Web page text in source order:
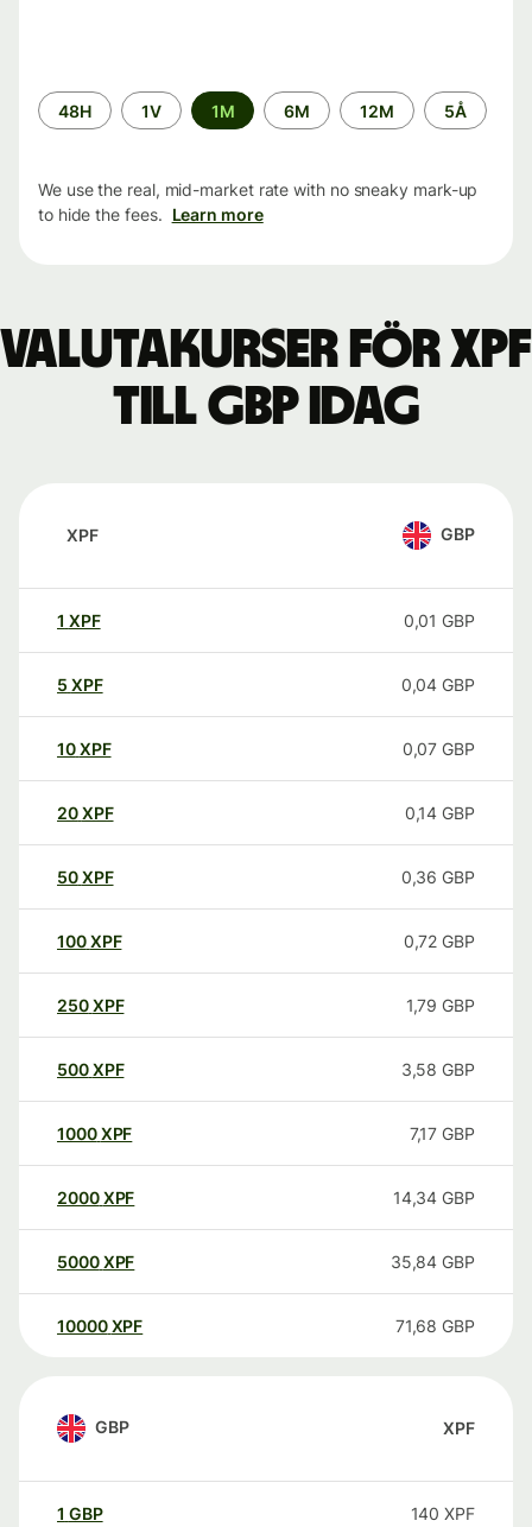
Time
period
48H 1V 1M 6M 12M 5Å
We use the real, mid-market rate with no sneaky mark-up
to hide the fees. Learn more
Valutakurser för XPF
till GBP idag
XPF GBP
1 XPF 0,01 GBP
5 XPF 0,04 GBP
10XPF 0,07 GBP
20XPF 0,14 GBP
50XPF 0,36 GBP
100XPF 0,72 GBP
250XPF 1,79 GBP
500XPF 3,58 GBP
1000XPF 7,17 GBP
2000XPF 14,34 GBP
5000XPF 35,84 GBP
10000 XPF 71,68 GBP
GBP XPF
1 GBP 140 XPF